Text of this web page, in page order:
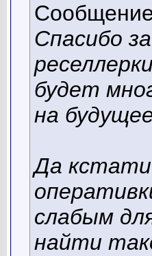
Спасибо
будет
на
Да
слабым
найти